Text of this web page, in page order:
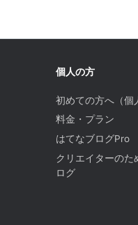
個人の方
初めての方へ（個
料金・プラン
はてなブログPro
クリエイターのた
ログ